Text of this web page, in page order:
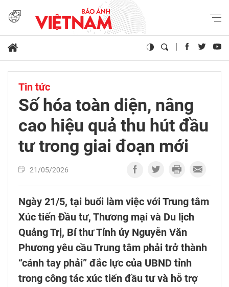
Tin tức
Số hóa toàn diện, nâng
cao hiệu quả thu hút đầu
tư trong giai đoạn mới
21/05/2026
Ngày 21/5, tại buổi làm việc với Trung tâm
Xúc tiến Đầu tư, Thương mại và Du lịch
Quảng Trị, Bí thư Tỉnh ủy Nguyễn Văn
Phương yêu cầu Trung tâm phải trở thành
“cánh tay phải” đắc lực của UBND tỉnh
trong công tác xúc tiến đầu tư và hỗ trợ